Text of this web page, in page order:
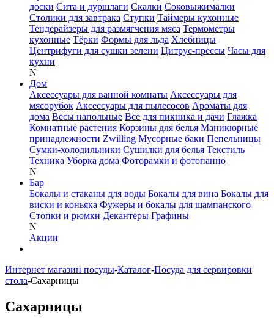
доски Сита и дуршлаги Скалки Соковыжималки
Столики для завтрака Ступки Таймеры кухонные
Тендерайзеры для размягчения мяса Термометры
кухонные Тёрки Формы для льда Хлебницы
Центрифуги для сушки зелени Цитрус-прессы Часы для
кухни
N
Дом
Аксессуары для ванной комнаты Аксессуары для
мясорубок Аксессуары для пылесосов Ароматы для
дома Весы напольные Все для пикника и дачи Глажка
Комнатные растения Корзины для белья Маникюрные
принадлежности Zwilling Мусорные баки Пепельницы
Сумки-холодильники Сушилки для белья Текстиль
Техника Уборка дома Фоторамки и фотопанно
N
Бар
Бокалы и стаканы для воды Бокалы для вина Бокалы для
виски и коньяка Фужеры и бокалы для шампанского
Стопки и рюмки Декантеры Графины
N
Акции
Интернет магазин посуды-Каталог-Посуда для сервировки
стола-Сахарницы
Сахарницы